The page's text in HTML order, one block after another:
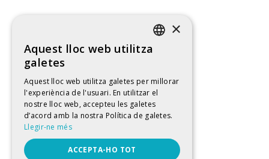
ENGLISH
FRENCH
×
Aquest lloc web utilitza
galetes
Aquest lloc web utilitza galetes per millorar
l'experiència de l'usuari. En utilitzar el
nostre lloc web, accepteu les galetes
d’acord amb la nostra Política de galetes.
Llegir-ne més
ACCEPTA-HO TOT